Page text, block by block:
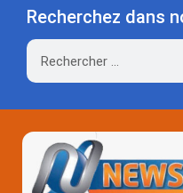
Recherchez dans
Rechercher